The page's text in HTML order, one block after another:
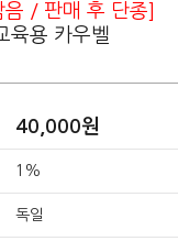
음 / 판매 후 단종]
육용 카우벨
40,000원
1%
독일